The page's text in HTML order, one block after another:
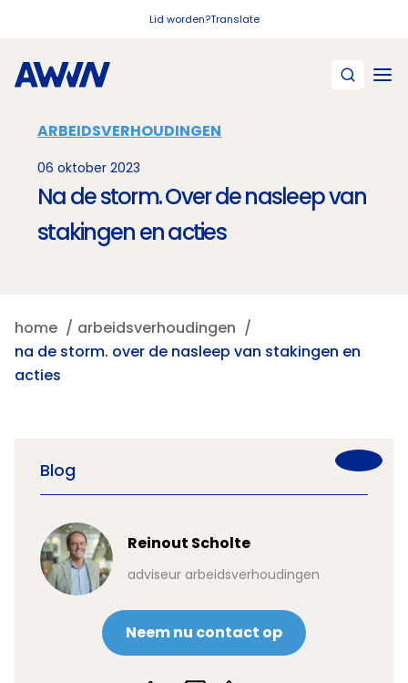
Lid worden?Translate
ARBEIDSVERHOUDINGEN
06 oktober 2023
Na de storm. Over de nasleep van
stakingen en acties
home
arbeidsverhoudingen
na de storm. over de nasleep van stakingen en
acties
Blog
Reinout Scholte
adviseur arbeidsverhoudingen
Neem nu contact op